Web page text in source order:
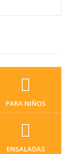
PARA NIÑOS
ENSALADAS